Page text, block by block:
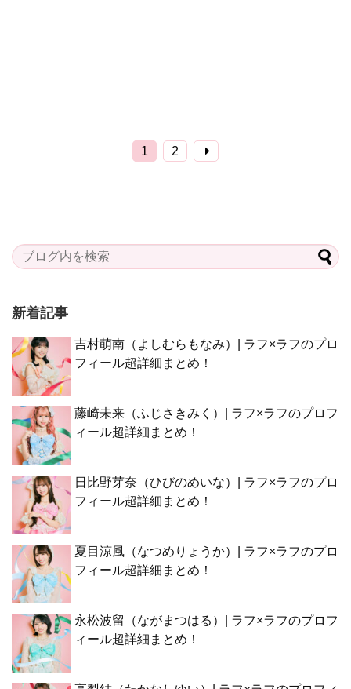
1 2
新着記事
吉村萌南（よしむらもなみ）| ラフ×ラフのプロ
フィール超詳細まとめ！
藤崎未来（ふじさきみく）| ラフ×ラフのプロフ
ィール超詳細まとめ！
日比野芽奈（ひびのめいな）| ラフ×ラフのプロ
フィール超詳細まとめ！
夏目涼風（なつめりょうか）| ラフ×ラフのプロ
フィール超詳細まとめ！
永松波留（ながまつはる）| ラフ×ラフのプロフ
ィール超詳細まとめ！